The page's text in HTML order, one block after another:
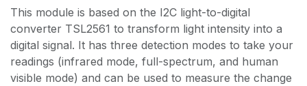
This module is based on the I2C light-to-digital
converter TSL2561 to transform light intensity into a
digital signal. It has three detection modes to take your
readings (infrared mode, full-spectrum, and human
visible mode) and can be used to measure the change